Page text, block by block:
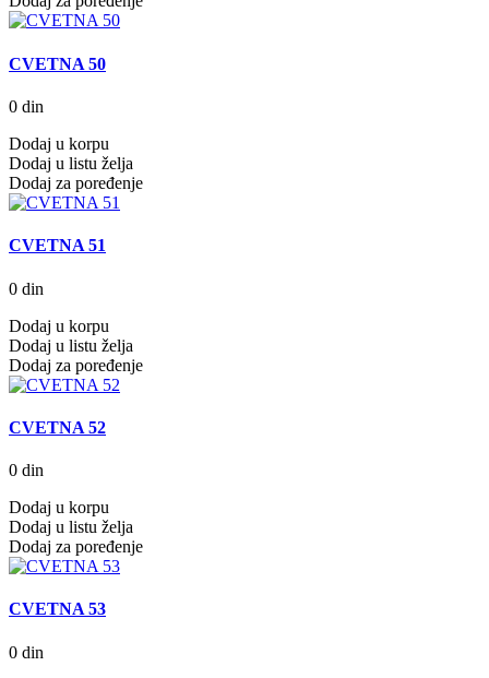
CVETNA 50
0 din
Dodaj u korpu
Dodaj u listu želja
Dodaj za poređenje
CVETNA 51
0 din
Dodaj u korpu
Dodaj u listu želja
Dodaj za poređenje
CVETNA 52
0 din
Dodaj u korpu
Dodaj u listu želja
Dodaj za poređenje
CVETNA 53
0 din